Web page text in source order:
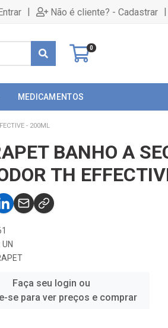
| Não é cliente? - Cadastrar |
0
MEDICAMENTOS
- 200ML
BANHO A
TH
Faça seu login ou
se para ver preços e comprar